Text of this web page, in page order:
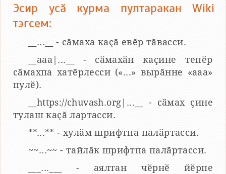
Эсир усӑ курма пултаракан Wiki
тэгсем:
__...__ - сӑмаха каҫӑ евӗр тӑвасси.
__aaa|...__ - сӑмахӑн каҫине тепӗр
сӑмахпа хатӗрлесси («...» вырӑнне «ааа»
пулӗ).
__https://chuvash.org|...__ - сӑмах ҫине
тулаш каҫӑ лартасси.
**...** - хулӑм шрифтпа палӑртасси.
~~...~~ - тайлӑк шрифтпа палӑртасси.
___...___ - аялтан чӗрнӗ йӗрпе